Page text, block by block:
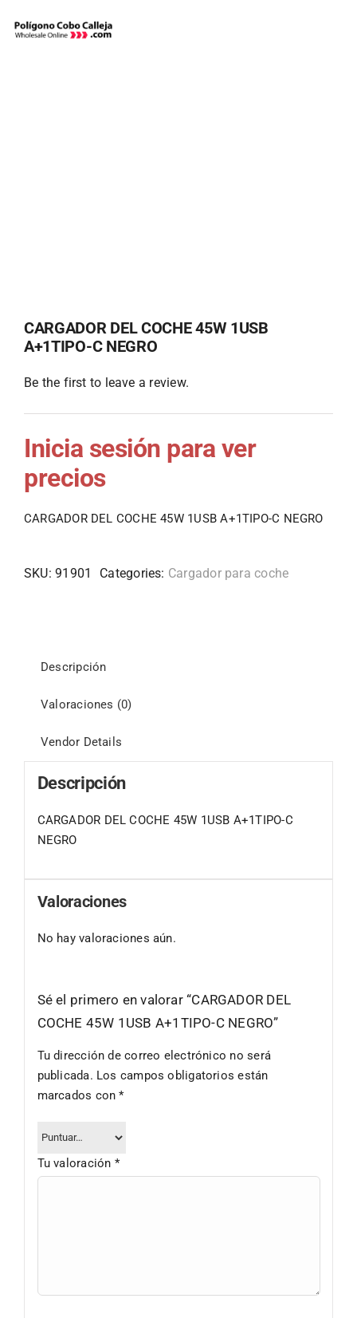
CARGADOR DEL COCHE 45W 1USB
A+1TIPO-C NEGRO
Be the first to leave a review.
Inicia sesión para ver
precios
CARGADOR DEL COCHE 45W 1USB A+1TIPO-C NEGRO
SKU:91901 Categories: Cargador para coche
Descripción
Valoraciones (0)
Vendor Details
Descripción
CARGADOR DEL COCHE 45W 1USB A+1TIPO-C
NEGRO
Valoraciones
No hay valoraciones aún.
Sé el primero en valorar “CARGADOR DEL
COCHE 45W 1USB A+1TIPO-C NEGRO”
Tu dirección de correo electrónico no será
publicada. Los campos obligatorios están
marcados con*
Tu valoración *